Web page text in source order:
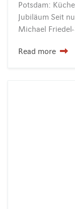
Potsdam:
Jubiläum Seit
Read more